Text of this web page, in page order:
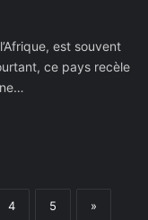
est souvent
ce pays recèle
4 5 »